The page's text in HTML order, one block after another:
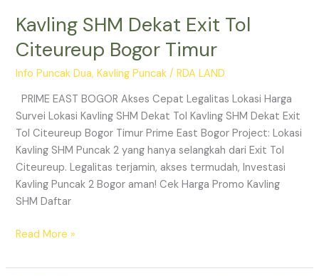
Kavling SHM Dekat Exit Tol
Citeureup Bogor Timur
Info Puncak Dua,Kavling Puncak /RDA LAND
PRIME EAST BOGOR Akses Cepat Legalitas Lokasi Harga
Survei Lokasi Kavling SHM Dekat Tol Kavling SHM Dekat Exit
Tol Citeureup Bogor Timur Prime East Bogor Project: Lokasi
Kavling SHM Puncak 2 yang hanya selangkah dari Exit Tol
Citeureup. Legalitas terjamin, akses termudah, Investasi
Kavling Puncak 2 Bogor aman! Cek Harga Promo Kavling
SHM Daftar
Read More »